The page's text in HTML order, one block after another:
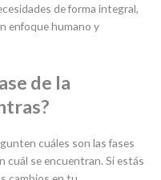
de forma integral,
enfoque humano y
de la
cuáles son las fases
cuál se encuentran. Si estás